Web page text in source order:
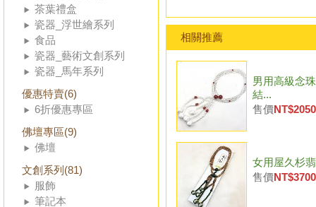
茶葉禮盒
瓷器_浮世繪系列
食品
瓷器_藝術文創系列
瓷器_馬年系列
優惠特賣(6)
6折優惠專區
佛壇專區(9)
佛壇
文創系列(81)
服飾
筆記本
相關推薦
男用高級念
結...
售價NT$2050
女用屋久杉
售價NT$3700